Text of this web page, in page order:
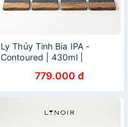
Ly Thủy Tinh Bia IPA -
Contoured | 430ml |
779.000 đ